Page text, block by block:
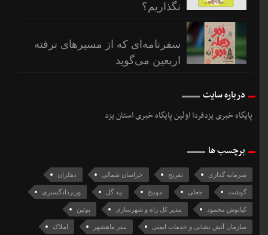
نگذاریم؟
سفرنامه‌ای که از مسیرهای نرفته
اربعین می‌گوید
درباره سایت
پایگاه خبری یزدفردا اولین پایگاه خبری استان یزد
برچسب ها
سرمایه‌ گذاری تفریح خراسان شمالی دهلران
گوشت جعلی مونیخ بید گل وزیردادگستری
کیانوش محمود مدیر کل راه و شهرسازی پوتین
سازمان آتش نشانی و خدمات ایمنی بندر ماهشهر املاک